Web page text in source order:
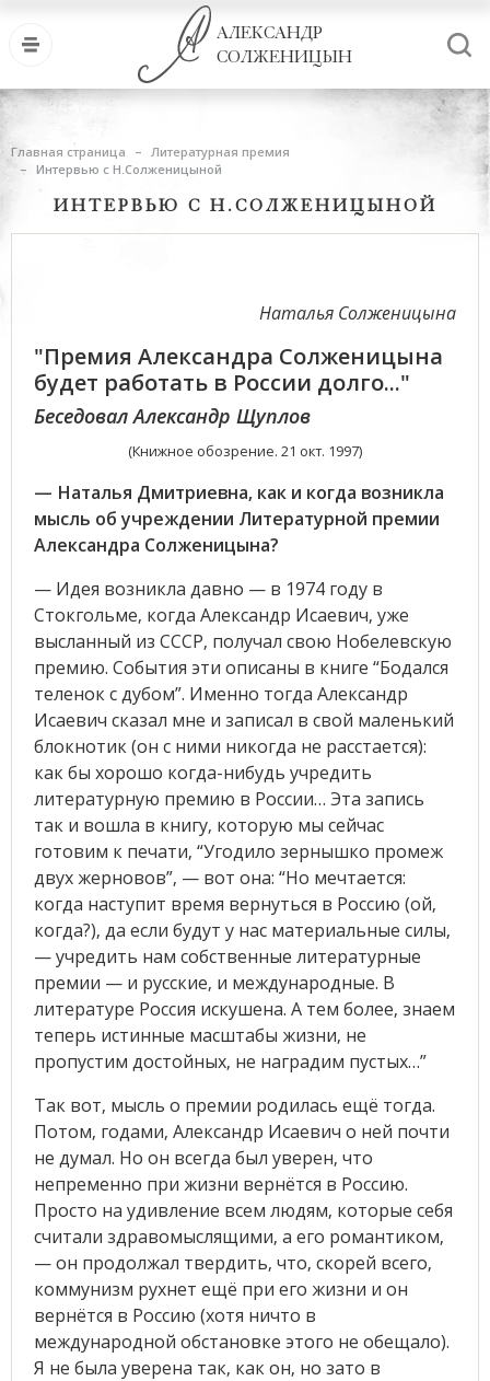
АЛЕКСАНДР
СОЛЖЕНИЦЫН
Главная страница
Литературная премия
Интервью с Н.Солженицыной
ИНТЕРВЬЮ С Н.СОЛЖЕНИЦЫНОЙ
Наталья Солженицына
"Премия Александра Солженицына
будет работать в России долго..."
Беседовал Александр Щуплов
(Книжное обозрение. 21 окт. 1997)
— Наталья Дмитриевна, как и когда возникла
мысль об учреждении Литературной премии
Александра Солженицына?
— Идея возникла давно — в 1974 году в
Стокгольме, когда Александр Исаевич, уже
высланный из СССР, получал свою Нобелевскую
премию. События эти описаны в книге “Бодался
теленок с дубом”. Именно тогда Александр
Исаевич сказал мне и записал в свой маленький
блокнотик (он с ними никогда не расстается):
как бы хорошо когда-нибудь учредить
литературную премию в России… Эта запись
так и вошла в книгу, которую мы сейчас
готовим к печати, “Угодило зернышко промеж
двух жерновов”, — вот она: “Но мечтается:
когда наступит время вернуться в Россию (ой,
когда?), да если будут у нас материальные силы,
— учредить нам собственные литературные
премии — и русские, и международные. В
литературе Россия искушена. А тем более, знаем
теперь истинные масштабы жизни, не
пропустим достойных, не наградим пустых…”
Так вот, мысль о премии родилась ещё тогда.
Потом, годами, Александр Исаевич о ней почти
не думал. Но он всегда был уверен, что
непременно при жизни вернётся в Россию.
Просто на удивление всем людям, которые себя
считали здравомыслящими, а его романтиком,
— он продолжал твердить, что, скорей всего,
коммунизм рухнет ещё при его жизни и он
вернётся в Россию (хотя ничто в
международной обстановке этого не обещало).
Я не была уверена так, как он, но зато в